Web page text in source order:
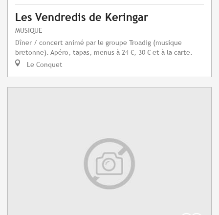
Les Vendredis de Keringar
MUSIQUE
Dîner / concert animé par le groupe Troadig (musique
bretonne). Apéro, tapas, menus à 24 €, 30 € et à la carte.
Le Conquet